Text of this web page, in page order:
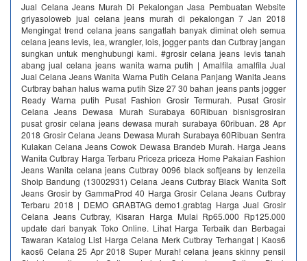
Jual Celana Jeans Murah Di Pekalongan Jasa Pembuatan Website
griyasoloweb jual celana jeans murah di pekalongan 7 Jan 2018
Mengingat trend celana jeans sangatlah banyak diminat oleh semua
celana jeans levis, lea, wrangler, lois, jogger pants dan Cutbray jangan
sungkan untuk menghubungi kami. #grosir celana jeans levis tanah
abang jual celana jeans wanita warna putih | Amalfila amalfila Jual
Jual Celana Jeans Wanita Warna Putih Celana Panjang Wanita Jeans
Cutbray bahan halus warna putih Size 27 30 bahan jeans pants jogger
Ready Warna putih Pusat Fashion Grosir Termurah. Pusat Grosir
Celana Jeans Dewasa Murah Surabaya 60Ribuan bisnisgrosiran
pusat grosir celana jeans dewasa murah surabaya 60ribuan. 28 Apr
2018 Grosir Celana Jeans Dewasa Murah Surabaya 60Ribuan Sentra
Kulakan Celana Jeans Cowok Dewasa Brandeb Murah. Harga Jeans
Wanita Cutbray Harga Terbaru Priceza priceza Home Pakaian Fashion
Jeans Wanita celana jeans Cutbray 0096 black softjeans by Ienzeila
Shoip Bandung (13002931) Celana Jeans Cutbray Black Wanita Soft
Jeans Grosir by GammaProd 40 Harga Grosir Celana Jeans Cutbray
Terbaru 2018 | DEMO GRABTAG demo1.grabtag Harga Jual Grosir
Celana Jeans Cutbray, Kisaran Harga Mulai Rp65.000 Rp125.000
update dari banyak Toko Online. Lihat Harga Terbaik dan Berbagai
Tawaran Katalog List Harga Celana Merk Cutbray Terhangat | Kaos6
kaos6 Celana 25 Apr 2018 Super Murah! celana jeans skinny pensil